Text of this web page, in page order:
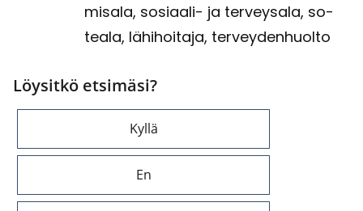
mi­sa­la, sosiaali-​ ja ter­vey­sa­la, so­
tea­la, lä­hi­hoi­ta­ja, ter­vey­den­huol­to
Löysitkö etsimäsi?
Kyllä
En